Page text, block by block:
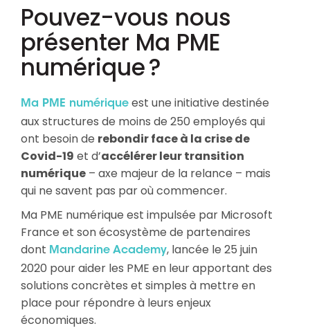
Pouvez-vous nous
présenter Ma PME
numérique ?
Ma PME numérique est une initiative destinée
aux structures de moins de 250 employés qui
ont besoin de rebondir face à la crise de
Covid-19 et d’accélérer leur transition
numérique – axe majeur de la relance – mais
qui ne savent pas par où commencer.
Ma PME numérique est impulsée par Microsoft
France et son écosystème de partenaires
dont Mandarine Academy, lancée le 25 juin
2020 pour aider les PME en leur apportant des
solutions concrètes et simples à mettre en
place pour répondre à leurs enjeux
économiques.